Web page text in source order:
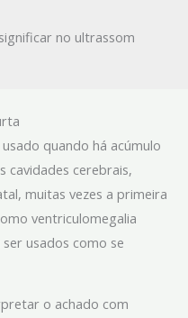
no ultrassom
quando há acúmulo
cavidades cerebrais,
muitas vezes a primeira
ventriculomegalia
usados como se
o achado com